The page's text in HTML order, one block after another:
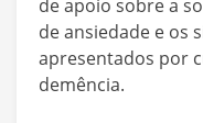
de apoio sobre a
de ansiedade e os
apresentados por
demência.